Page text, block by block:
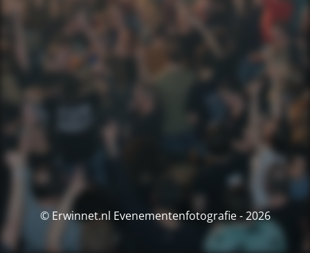
© Erwinnet.nl Evenementenfotografie - 2026